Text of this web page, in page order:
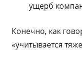
ущерб
Конечно, как
«учитывается